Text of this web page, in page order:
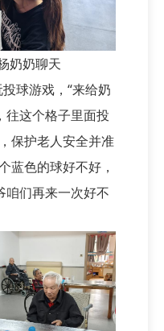
奶奶聊天
球游戏，“来给奶
往这个格子里面投
保护老人安全并准
蓝色的球好不好，
们再来一次好不